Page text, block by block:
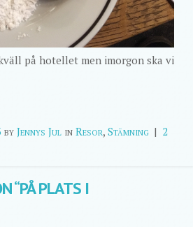
på hotellet men imorgon ska vi
by Jennys Jul in Resor, Stämning | 2
“PÅ PLATS I